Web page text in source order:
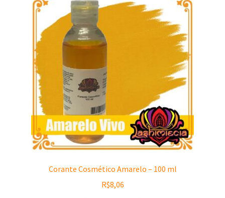
Corante Cosmético Amarelo – 100 ml
R$8,06